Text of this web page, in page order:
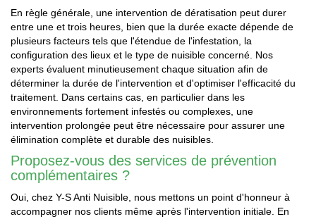
En règle générale, une intervention de dératisation peut durer
entre une et trois heures, bien que la durée exacte dépende de
plusieurs facteurs tels que l'étendue de l'infestation, la
configuration des lieux et le type de nuisible concerné. Nos
experts évaluent minutieusement chaque situation afin de
déterminer la durée de l'intervention et d'optimiser l'efficacité du
traitement. Dans certains cas, en particulier dans les
environnements fortement infestés ou complexes, une
intervention prolongée peut être nécessaire pour assurer une
élimination complète et durable des nuisibles.
Proposez-vous des services de prévention
complémentaires ?
Oui, chez Y-S Anti Nuisible, nous mettons un point d'honneur à
accompagner nos clients même après l'intervention initiale. En